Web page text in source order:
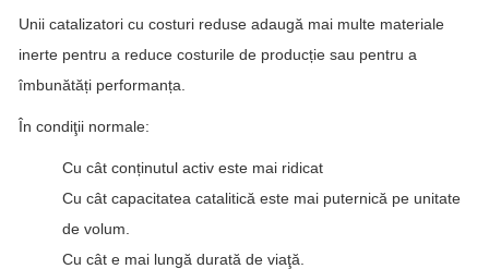
Unii catalizatori cu costuri reduse adaugă mai multe materiale
inerte pentru a reduce costurile de producție sau pentru a
îmbunătăți performanța.
În condiţii normale:
Cu cât conținutul activ este mai ridicat
Cu cât capacitatea catalitică este mai puternică pe unitate
de volum.
Cu cât e mai lungă durată de viaţă.